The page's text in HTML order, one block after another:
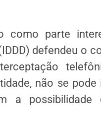
como parte
defendeu o
não se pode
a possibilidade